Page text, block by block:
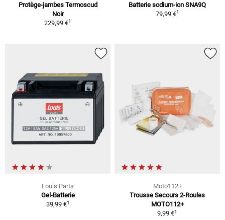
Protège-jambes Termoscud
Noir
229,99 €1
Batterie sodium-ion SNA9Q
79,99 €1
Louis Parts
Gel-Batterie
39,99 €1
Moto112+
Trousse Secours 2-Roules
MOTO112+
9,99 €1